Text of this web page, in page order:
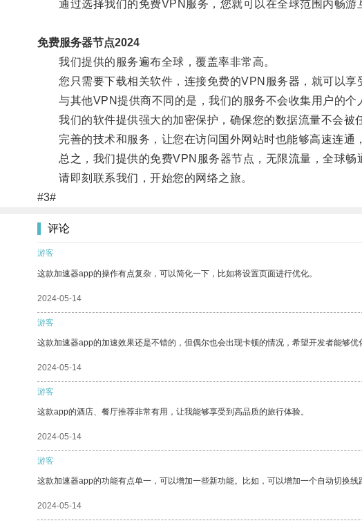
通过选择我们的免费VPN服务，您就可以在全球范围内畅游
免费服务器节点2024
我们提供的服务遍布全球，覆盖率非常高。
您只需要下载相关软件，连接免费的VPN服务器，就可以享
与其他VPN提供商不同的是，我们的服务不会收集用户的个
我们的软件提供强大的加密保护，确保您的数据流量不会被
完善的技术和服务，让您在访问国外网站时也能够高速连通
总之，我们提供的免费VPN服务器节点，无限流量，全球畅
请即刻联系我们，开始您的网络之旅。
#3#
评论
游客
这款加速器app的操作有点复杂，可以简化一下，比如将设置页面进行优化。
2024-05-14
游客
这款加速器app的加速效果还是不错的，但偶尔也会出现卡顿的情况，希望开发者能够优
2024-05-14
游客
这款app的酒店、餐厅推荐非常有用，让我能够享受到高品质的旅行体验。
2024-05-14
游客
这款加速器app的功能有点单一，可以增加一些新功能。比如，可以增加一个自动切换
2024-05-14